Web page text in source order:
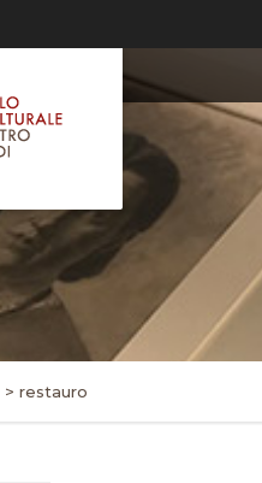
> restauro